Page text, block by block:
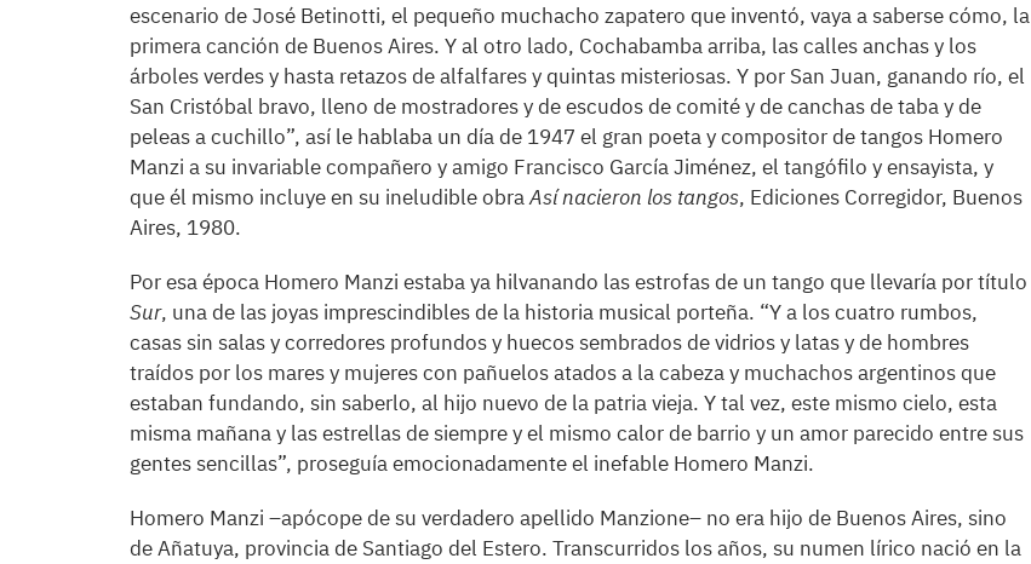
escenario de José Betinotti, el pequeño muchacho zapatero que inventó, vaya a saberse cómo, la
primera canción de Buenos Aires. Y al otro lado, Cochabamba arriba, las calles anchas y los
árboles verdes y hasta retazos de alfalfares y quintas misteriosas. Y por San Juan, ganando río, el
San Cristóbal bravo, lleno de mostradores y de escudos de comité y de canchas de taba y de
peleas a cuchillo”, así le hablaba un día de 1947 el gran poeta y compositor de tangos Homero
Manzi a su invariable compañero y amigo Francisco García Jiménez, el tangófilo y ensayista, y
que él mismo incluye en su ineludible obraAsí nacieron los tangos, Ediciones Corregidor, Buenos
Aires, 1980.
Por esa época Homero Manzi estaba ya hilvanando las estrofas de un tango que llevaría por título
Sur, una de las joyas imprescindibles de la historia musical porteña. “Y a los cuatro rumbos,
casas sin salas y corredores profundos y huecos sembrados de vidrios y latas y de hombres
traídos por los mares y mujeres con pañuelos atados a la cabeza y muchachos argentinos que
estaban fundando, sin saberlo, al hijo nuevo de la patria vieja. Y tal vez, este mismo cielo, esta
misma mañana y las estrellas de siempre y el mismo calor de barrio y un amor parecido entre sus
gentes sencillas”, proseguía emocionadamente el inefable Homero Manzi.
Homero Manzi –apócope de su verdadero apellido Manzione– no era hijo de Buenos Aires, sino
de Añatuya, provincia de Santiago del Estero. Transcurridos los años, su numen lírico nació en la